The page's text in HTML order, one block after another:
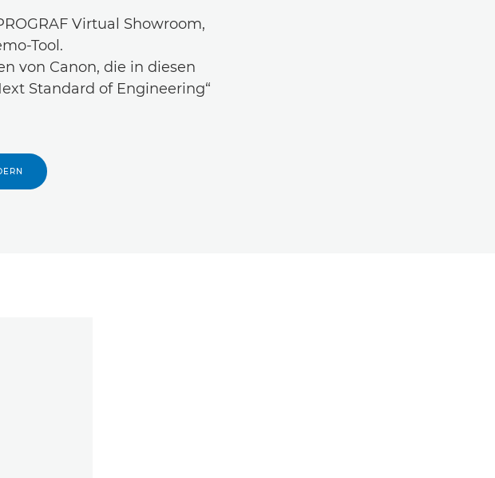
Virtual Showroom,
Tool.
von Canon, die in diesen
Standard of Engineering“